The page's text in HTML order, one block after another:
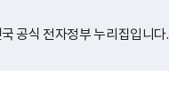
공식 전자정부 누리집입니다.